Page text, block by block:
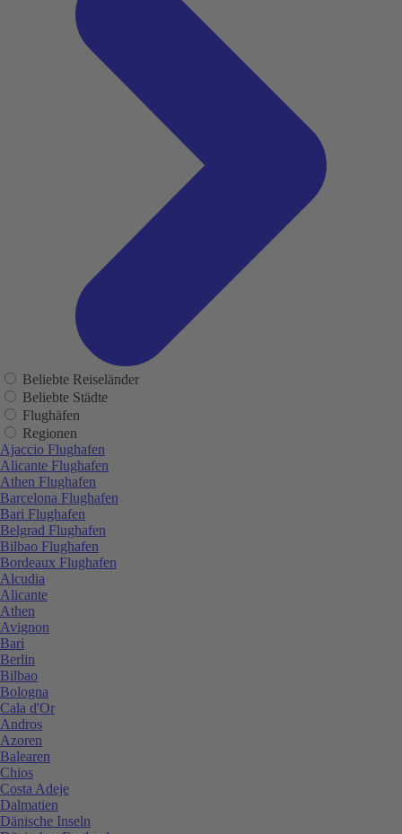
Beliebte Reiseländer
Beliebte Städte
Flughäfen
Regionen
Ajaccio Flughafen
Alicante Flughafen
Athen Flughafen
Barcelona Flughafen
Bari Flughafen
Belgrad Flughafen
Bilbao Flughafen
Bordeaux Flughafen
Alcudia
Alicante
Athen
Avignon
Bari
Berlin
Bilbao
Bologna
Cala d'Or
Andros
Azoren
Balearen
Chios
Costa Adeje
Dalmatien
Dänische Inseln